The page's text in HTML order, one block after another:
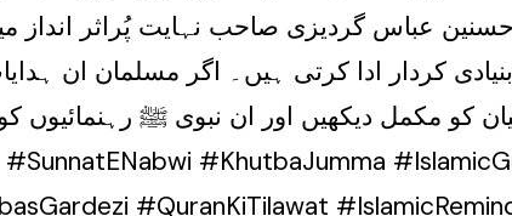
عباس گردیزی صاحب نہایت پُراثر انداز
کردار ادا کرتی ہیں۔ اگر مسلمان ان
مکمل دیکھیں اور ان نبوی ﷺ رہنمائیوں
#QuranKiTilawat